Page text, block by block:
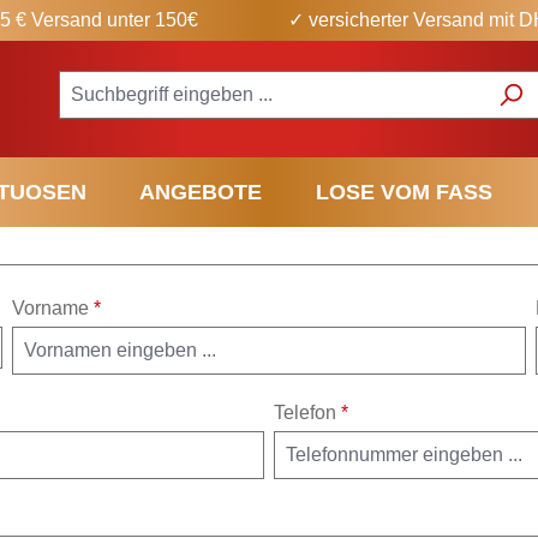
€ Versand unter 150€ ✓ versicherter Versand mit
ANGEBOTE LOSE VOM FASS
Vorname *
Telefon *